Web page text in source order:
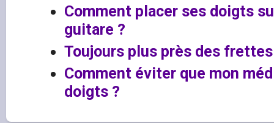
Comment placer ses doigts
guitare ?
Toujours plus près des
Comment éviter que mon
doigts ?